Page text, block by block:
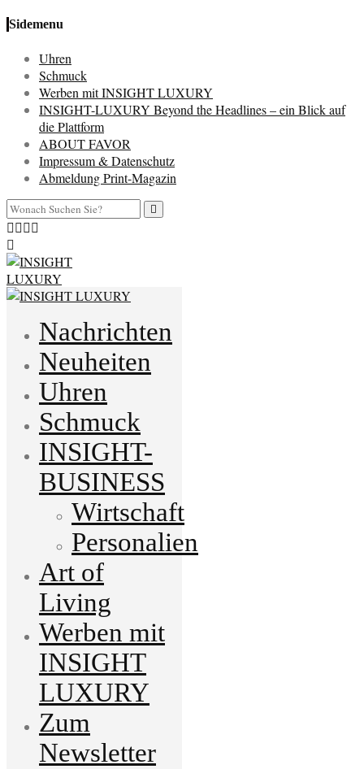
Sidemenu
Uhren
Schmuck
Werben mit INSIGHT LUXURY
INSIGHT-LUXURY Beyond the Headlines – ein Blick auf
die Plattform
ABOUT FAVOR
Impressum & Datenschutz
Abmeldung Print-Magazin
Nachrichten
Neuheiten
Uhren
Schmuck
INSIGHT-
BUSINESS
Wirtschaft
Personalien
Art of
Living
Werben mit
INSIGHT
LUXURY
Zum
Newsletter